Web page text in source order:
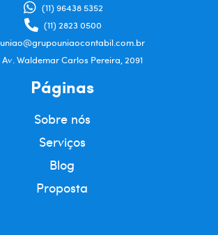
(11) 96438 5352
(11) 2823 0500
uniao@grupouniaocontabil.com.br
Av. Waldemar Carlos Pereira, 2091
Páginas
Sobre nós
Serviços
Blog
Proposta